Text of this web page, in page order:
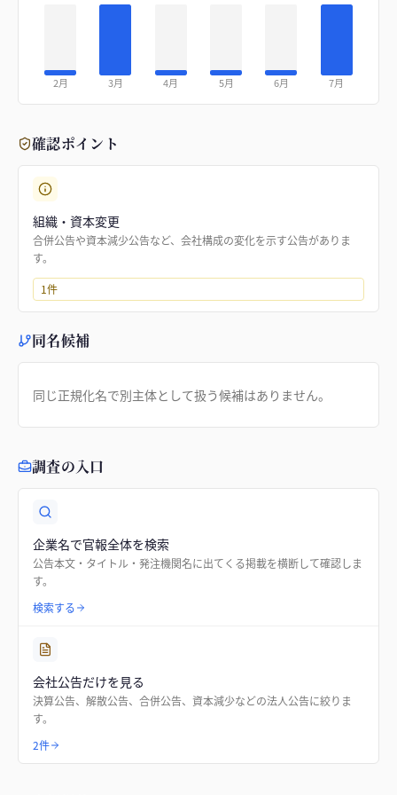
2月 3月 4月 5月 6月 7月
確認ポイント
組織・資本変更
合併公告や資本減少公告など、会社構成の変化を示す公告がありま
す。
1件
同名候補
同じ正規化名で別主体として扱う候補はありません。
調査の入口
企業名で官報全体を検索
公告本文・タイトル・発注機関名に出てくる掲載を横断して確認しま
す。
検索する
会社公告だけを見る
決算公告、解散公告、合併公告、資本減少などの法人公告に絞りま
す。
2件